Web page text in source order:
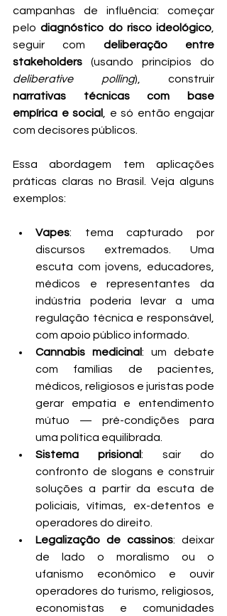
campanhas de influência: começar
pelo diagnóstico do risco ideológico
seguir com deliberação entre
stakeholders
deliberative polling
narrativas técnicas com base
empírica e social
, e só então engajar
com decisores públicos.
Essa abordagem tem aplicações
práticas claras no Brasil. Veja alguns
exemplos:
Vapes: tema capturado por
discursos extremados. Uma
escuta com jovens, educadores,
médicos e representantes da
indústria poderia levar a uma
regulação técnica e responsável,
com apoio público informado.
Cannabis medicinal: um debate
com famílias de pacientes,
médicos, religiosos e juristas pode
gerar empatia e entendimento
mútuo — pré-condições para
uma política equilibrada.
Sistema prisional: sair do
confronto de slogans e construir
soluções a partir da escuta de
policiais, vítimas, ex-detentos e
operadores do direito.
Legalização de cassinos: deixar
de lado o moralismo ou o
ufanismo econômico e ouvir
operadores do turismo, religiosos,
economistas e comunidades